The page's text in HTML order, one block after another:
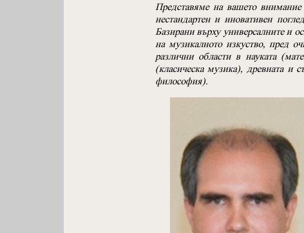
Представяме на вашето внимание
нестандартен и иновативен
Базирани върху универсалните и
на музикалното изкуство, пред
различни области в науката
(класическа музика), древната и
философия).